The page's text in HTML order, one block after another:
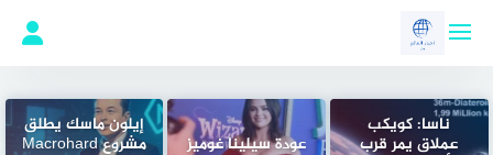
ناسا: كويكب
عملاق يمر قرب عودة سيلينا غوميز
إيلون ماسك يطلق
مشروع Macrohard